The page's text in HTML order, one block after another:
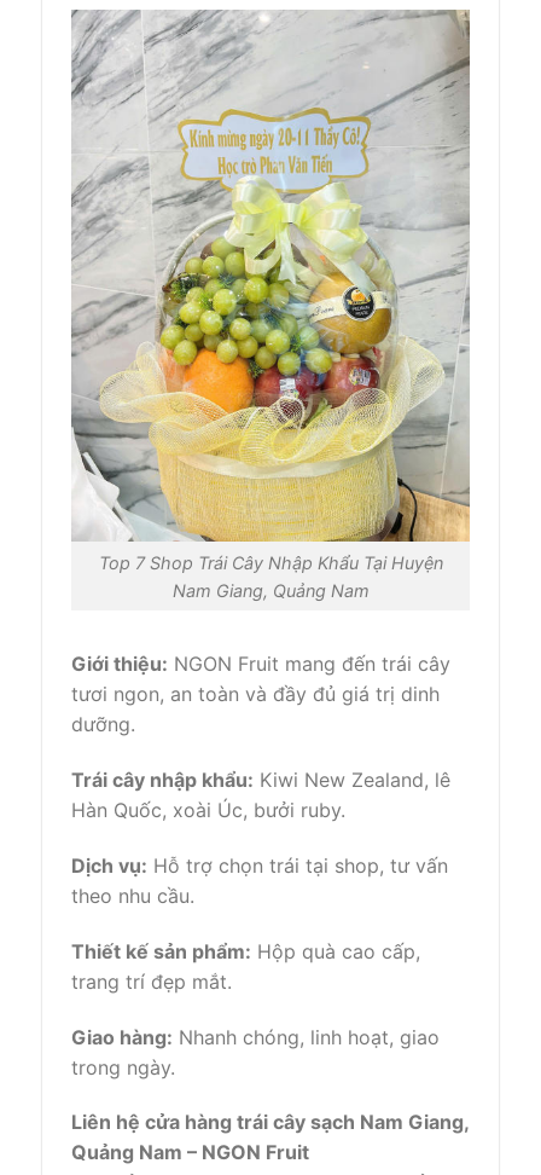
Top 7 Shop Trái Cây Nhập Khẩu Tại Huyện
Nam Giang, Quảng Nam
Giới thiệu: NGON Fruit mang đến trái cây
tươi ngon, an toàn và đầy đủ giá trị dinh
dưỡng.
Trái cây nhập khẩu: Kiwi New Zealand, lê
Hàn Quốc, xoài Úc, bưởi ruby.
Dịch vụ: Hỗ trợ chọn trái tại shop, tư vấn
theo nhu cầu.
Thiết kế sản phẩm: Hộp quà cao cấp,
trang trí đẹp mắt.
Giao hàng: Nhanh chóng, linh hoạt, giao
trong ngày.
Liên hệ cửa hàng trái cây sạch Nam Giang,
Quảng Nam – NGON Fruit